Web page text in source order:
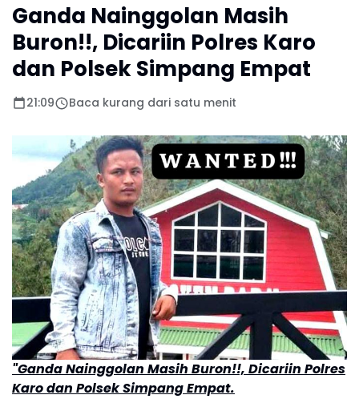
Ganda Nainggolan Masih
Buron!!, Dicariin Polres Karo
dan Polsek Simpang Empat
21:09 Baca kurang dari satu menit
"Ganda Nainggolan Masih Buron!!, Dicariin Polres
Karo dan Polsek Simpang Empat.